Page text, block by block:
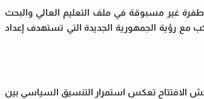
غير مسبوقة في ملف التعليم العالي والبحث
مع رؤية الجمهورية الجديدة التي تستهدف إعداد
الافتتاح تعكس استمرار التنسيق السياسي بين